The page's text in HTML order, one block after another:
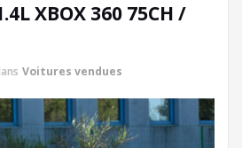
XBOX 360 75CH /
Voitures vendues